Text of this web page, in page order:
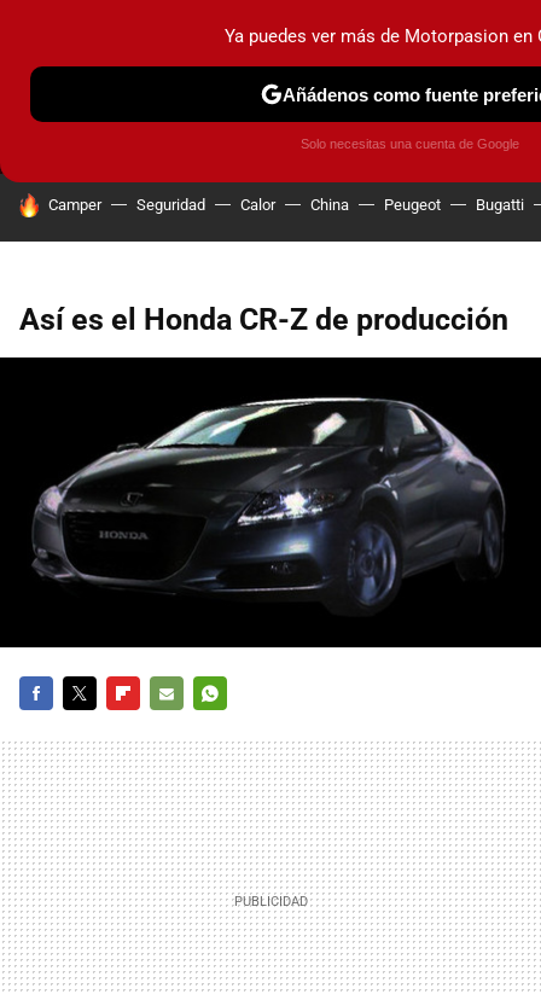
MENÚ NUEVO
COCHES ELÉCTRICOS OBSERVATORIO F1
HOY SE HABLA DE
Camper Seguridad Calor China Peugeot Bugatti
Así es el Honda CR-Z de producción
MAIL
Ya puedes ver más de Motorpasion en
Añádenos como fuente
Solo necesitas una cuenta de Google